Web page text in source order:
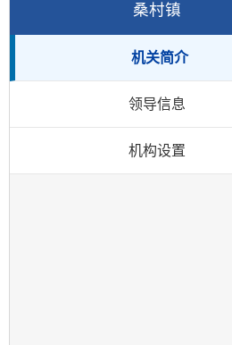
桑村镇
机关简介
领导信息
机构设置